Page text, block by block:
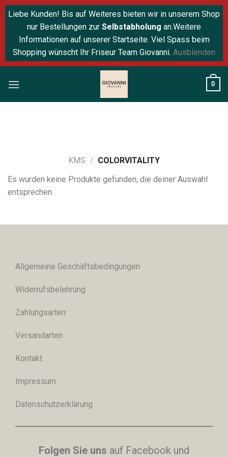
Liebe Kunden! Bis auf Weiteres bieten wir in unserem Shop
nur Bestellungen zur Selbstabholung an.Weitere
Informationen auf unserer Startseite. Viel Spass beim
Shopping wünscht Ihr Friseur Team Giovanni. Ausblenden
0
KMS / COLORVITALITY
Es wurden keine Produkte gefunden, die deiner Auswahl
entsprechen.
Allgemeine Geschäftsbedingungen
Widerrufsbelehrung
Zahlungsarten
Versandarten
Kontakt
Impressum
Datenschutzerklärung
Folgen Sie uns auf Facebook und